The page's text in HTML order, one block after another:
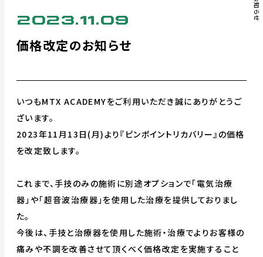
2023.11.09
価格改定のお知らせ
いつもMTX ACADEMYをご利用いただき誠にありがとうご
ざいます。
2023年11月13日(月)より『ピンポイントリカバリー』の価格
を改定致します。
これまで、手技のみの施術に別途オプションで「電気治療
器」や「超音波治療器」を使用した治療を提供しておりまし
た。
今後は、手技と治療器を使用した施術・治療でよりお客様の
痛みや不調を改善させて頂くべく価格改定を実施すること